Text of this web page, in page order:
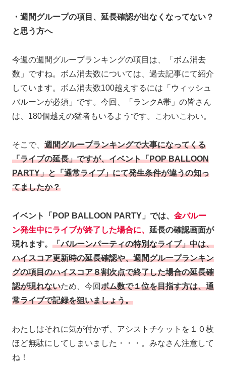
・週間グループの項目、延長確認が出なくなってない？
と思う方へ
今週の週間グループランキングの項目は、「ボム消去
数」ですね。ボム消去数については、過去記事にて紹介
しています。ボム消去数100越えするには「ウィッシュ
バルーンが必須」です。今回、「ランクA帯」の皆さん
は、180個越えの猛者もいるようです。こわいこわい。
そこで、 週間グループランキングで大事になってくる
「ライブの延長」ですが、イベント「POP BALLOON
PARTY」と「通常ライブ」にて発生条件が違うの知っ
てましたか？
イベント「POP BALLOON PARTY」では、 金バルー
ン発生中にライブが終了した場合に、 延長の確認画面が
現れます。 「バルーンパーティの特別なライブ」中は、
ハイスコア更新時の延長確認や、週間グループランキン
グの項目のハイスコア８割次点で終了した場合の延長確
認が現れないため、今回ボム数で１位を目指す方は、通
常ライブで記録を狙いましょう。
わたしはそれに気が付かず、アシストチケットを１０枚
ほど無駄にしてしまいました・・・。みなさん注意して
ね！